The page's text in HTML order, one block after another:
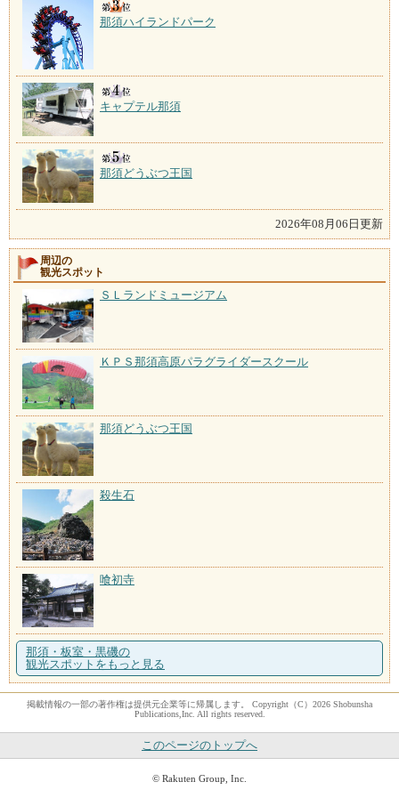
那須ハイランドパーク
キャプテル那須
那須どうぶつ王国
2026年08月06日更新
周辺の
観光スポット
ＳＬランドミュージアム
ＫＰＳ那須高原パラグライダースクール
那須どうぶつ王国
殺生石
喰初寺
那須・板室・黒磯の
観光スポットをもっと見る
掲載情報の一部の著作権は提供元企業等に帰属します。 Copyright（C）2026 Shobunsha
Publications,Inc. All rights reserved.
このページのトップへ
© Rakuten Group, Inc.